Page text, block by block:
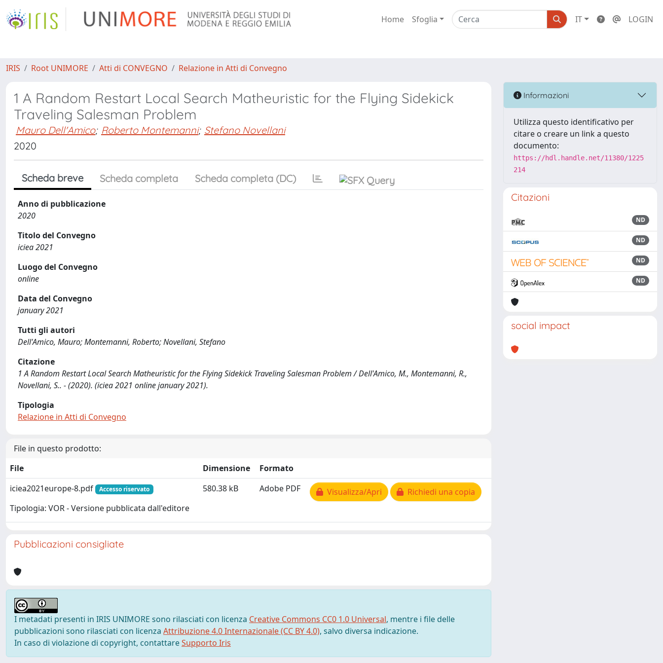
Home Sfoglia IT LOGIN
IRIS Root UNIMORE Atti di CONVEGNO Relazione in Atti di Convegno
1 A Random Restart Local Search Matheuristic for the Flying Sidekick
Traveling Salesman Problem
Mauro Dell'Amico; Roberto Montemanni; Stefano Novellani
2020
Scheda breve Scheda completa Scheda completa (DC)
Anno di pubblicazione
2020
Titolo del Convegno
iciea 2021
Luogo del Convegno
online
Data del Convegno
january 2021
Tutti gli autori
Dell'Amico, Mauro; Montemanni, Roberto; Novellani, Stefano
Citazione
1 A Random Restart Local Search Matheuristic for the Flying Sidekick Traveling Salesman Problem / Dell'Amico, M., Montemanni, R.,
Novellani, S.. - (2020). (iciea 2021 online january 2021).
Tipologia
Relazione in Atti di Convegno
File in questo prodotto:
File
Dimensione
Formato
iciea2021europe-8.pdf
Accesso riservato
Tipologia: VOR - Versione pubblicata dall'editore
580.38 kB Adobe PDF Visualizza/Apri Richiedi una copia
Pubblicazioni consigliate
I metadati presenti in IRIS UNIMORE sono rilasciati con licenza Creative Commons CC0 1.0 Universal, mentre i file delle
pubblicazioni sono rilasciati con licenza Attribuzione 4.0 Internazionale (CC BY 4.0), salvo diversa indicazione.
In caso di violazione di copyright, contattareSupporto Iris
Informazioni
Utilizza questo identificativo per
citare o creare un link a questo
documento:
https://hdl.handle.net/11380/1225
214
Citazioni
ND
ND
ND
ND
social impact